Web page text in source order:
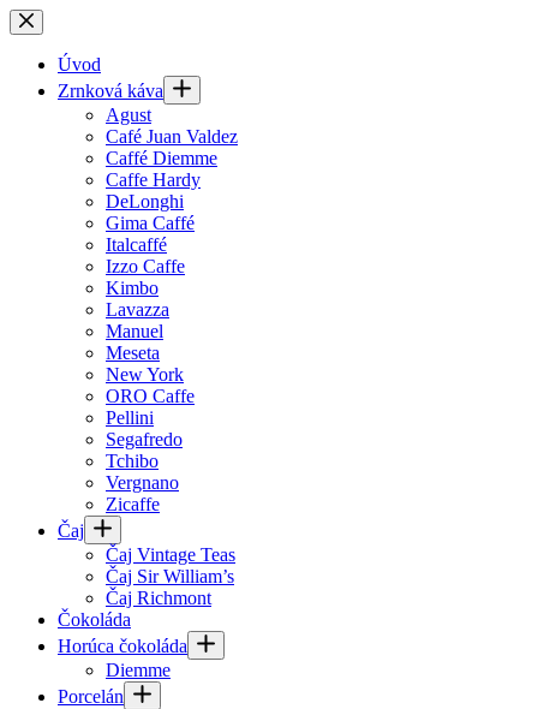
Skip
to
contentÚvod
Zrnková káva
Agust
Café Juan Valdez
Caffé Diemme
Caffe Hardy
DeLonghi
Gima Caffé
Italcaffé
Izzo Caffe
Kimbo
Lavazza
Manuel
Meseta
New York
ORO Caffe
Pellini
Segafredo
Tchibo
Vergnano
Zicaffe
Čaj
Čaj Vintage Teas
Čaj Sir William’s
Čaj Richmont
Čokoláda
Horúca čokoláda
Diemme
Porcelán